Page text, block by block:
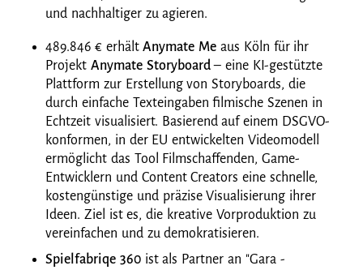
und nachhaltiger zu agieren.
489.846 € erhältAnymate Me aus Köln für ihr
Projekt Anymate Storyboard– eine KI-gestützte
Plattform zur Erstellung von Storyboards, die
durch einfache Texteingaben filmische Szenen in
Echtzeit visualisiert. Basierend auf einem DSGVO-
konformen, in der EU entwickelten Videomodell
ermöglicht das Tool Filmschaffenden, Game-
Entwicklern und Content Creators eine schnelle,
kostengünstige und präzise Visualisierung ihrer
Ideen. Ziel ist es, die kreative Vorproduktion zu
vereinfachen und zu demokratisieren.
Spielfabriqe 360 ist als Partner an "Gara -